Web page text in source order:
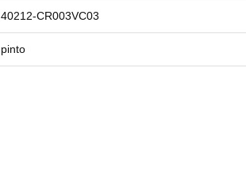
40212-CR003VC03
pinto